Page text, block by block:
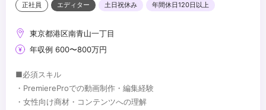
正社員 エディター 土日祝休み 年間休日120日以上
東京都港区南青山一丁目
年収例 600〜800万円
■必須スキル
・PremiereProでの動画制作・編集経験
・女性向け商材・コンテンツへの理解